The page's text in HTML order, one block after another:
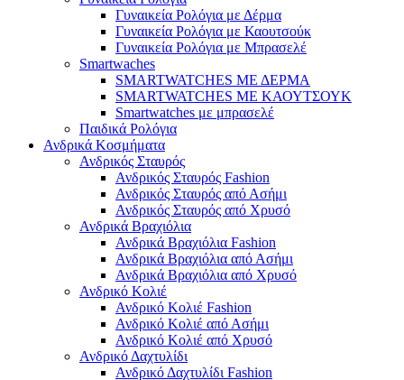
Γυναικεία Ρολόγια με Δέρμα
Γυναικεία Ρολόγια με Καουτσούκ
Γυναικεία Ρολόγια με Μπρασελέ
Smartwaches
SMARTWATCHES ΜΕ ΔΕΡΜΑ
SMARTWATCHES ΜΕ ΚΑΟΥΤΣΟΥΚ
Smartwatches με μπρασελέ
Παιδικά Ρολόγια
Ανδρικά Κοσμήματα
Ανδρικός Σταυρός
Ανδρικός Σταυρός Fashion
Ανδρικός Σταυρός από Ασήμι
Ανδρικός Σταυρός από Χρυσό
Ανδρικά Βραχιόλια
Ανδρικά Βραχιόλια Fashion
Ανδρικά Βραχιόλια από Ασήμι
Ανδρικά Βραχιόλια από Χρυσό
Ανδρικό Κολιέ
Ανδρικό Κολιέ Fashion
Ανδρικό Κολιέ από Ασήμι
Ανδρικό Κολιέ από Χρυσό
Ανδρικό Δαχτυλίδι
Ανδρικό Δαχτυλίδι Fashion